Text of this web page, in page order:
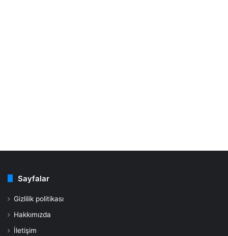
Sayfalar
Gizlilik politikası
Hakkımızda
İletişim